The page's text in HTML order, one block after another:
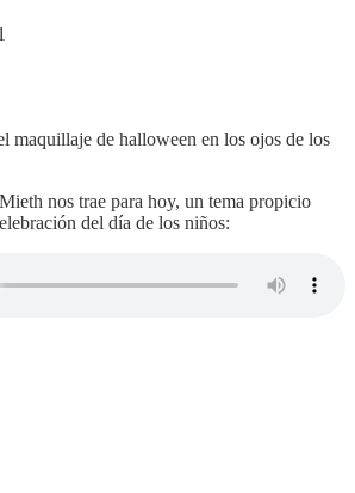
nos trae para hoy, un tema propicio
del día de los niños: